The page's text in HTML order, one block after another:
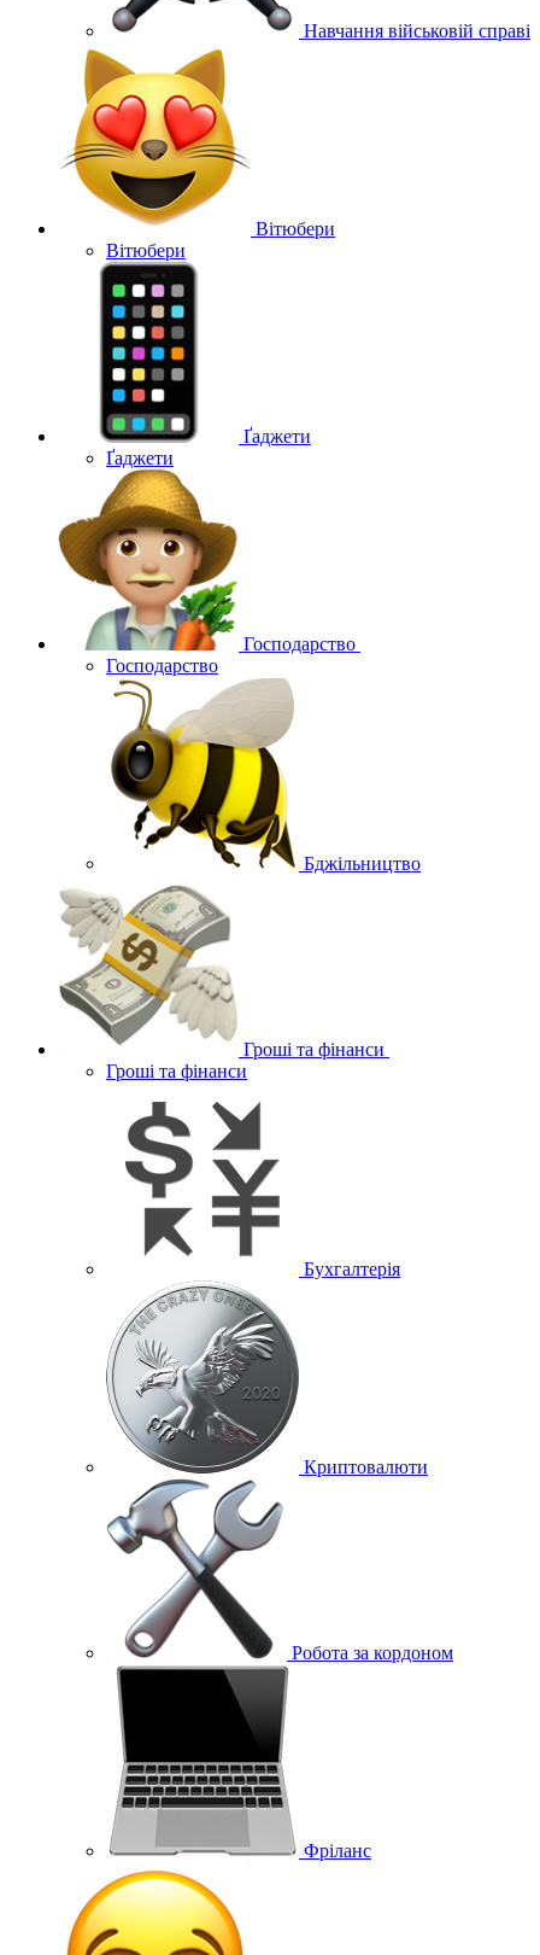
Навчання військовій справі
Вітюбери
Вітюбери
Ґаджети
Ґаджети
Господарство
Господарство
Бджільництво
Гроші та фінанси
Гроші та фінанси
Бухгалтерія
Криптовалюти
Робота за кордоном
Фріланс